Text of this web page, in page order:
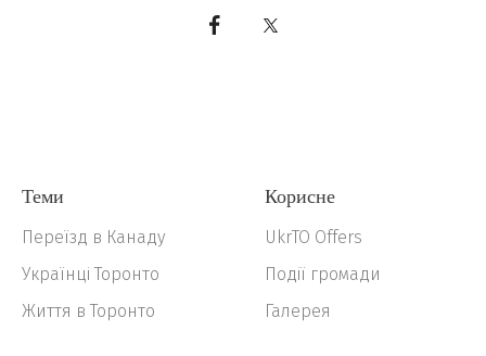
Теми
Переїзд в Канаду
Українці Торонто
Життя в Торонто
Корисне
UkrTO Offers
Події громади
Галерея